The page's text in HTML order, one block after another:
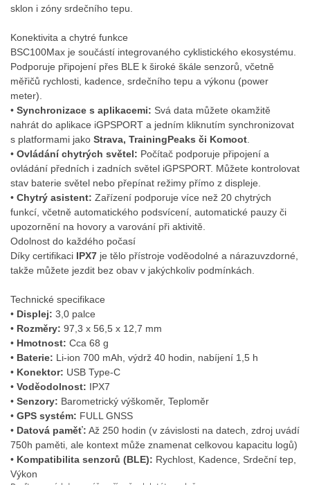
sklon i zóny srdečního tepu
Konektivita a chytré funkce
BSC100Max je součástí integrovaného cyklistického ekosystému.
Podporuje připojení přes BLE k široké škále senzorů, včetně
měřičů rychlosti, kadence, srdečního tepu a výkonu (power
meter)
• Synchronizace s aplikacemi: Svá data můžete okamžitě
nahrát do aplikace iGPSPORT a jedním kliknutím synchronizovat
s platformami jako Strava, TrainingPeaks či Komoot
• Ovládání chytrých světel: Počítač podporuje připojení a
ovládání předních i zadních světel iGPSPORT. Můžete kontrolovat
stav baterie světel nebo přepínat režimy přímo z displeje
• Chytrý asistent: Zařízení podporuje více než 20 chytrých
funkcí, včetně automatického podsvícení, automatické pauzy či
upozornění na hovory a varování při aktivitě
Odolnost do každého počasí
Díky certifikaci IPX7 je tělo přístroje voděodolné a nárazuvzdorné,
takže můžete jezdit bez obav v jakýchkoliv podmínkách
Technické specifikace
• Displej: 3,0 palce
• Rozměry: 97,3 x 56,5 x 12,7 mm
• Hmotnost: Cca 68 g
• Baterie: Li-ion 700 mAh, výdrž 40 hodin, nabíjení 1,5 h
• Konektor: USB Type-C
• Voděodolnost: IPX7
• Senzory: Barometrický výškoměr, Teploměr
• GPS systém: FULL GNSS
• Datová paměť: Až 250 hodin (v závislosti na datech, zdroj uvádí
750h paměti, ale kontext může znamenat celkovou kapacitu logů)
• Kompatibilita senzorů (BLE): Rychlost, Kadence, Srdeční tep,
Výkon